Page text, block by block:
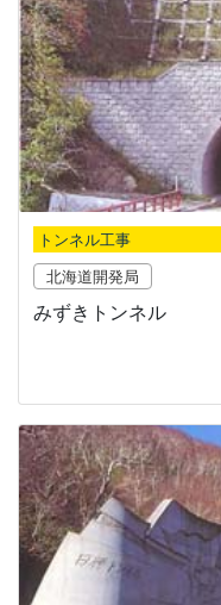
トンネル工事
北海道開発局
みずきトンネル